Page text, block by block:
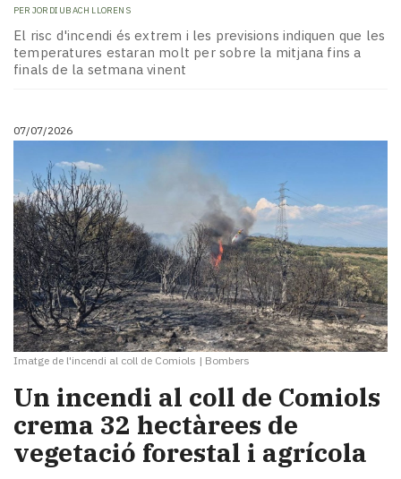
PER JORDI UBACH LLORENS
El risc d'incendi és extrem i les previsions indiquen que les
temperatures estaran molt per sobre la mitjana fins a
finals de la setmana vinent
07/07/2026
Imatge de l'incendi al coll de Comiols | Bombers
Un incendi al coll de Comiols
crema 32 hectàrees de
vegetació forestal i agrícola